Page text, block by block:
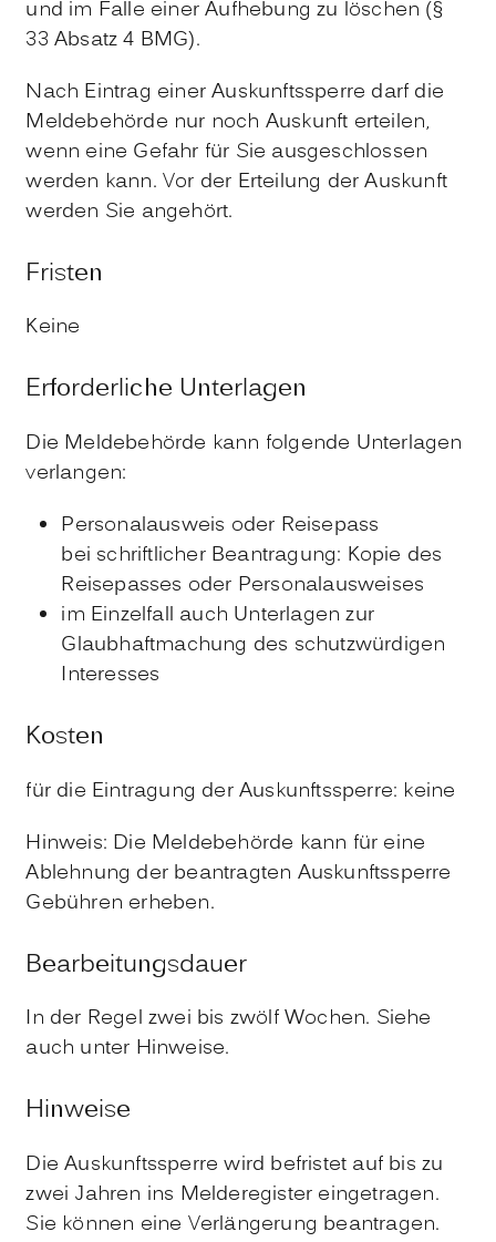
und im Falle einer Aufhebung zu löschen (§
33 Absatz 4 BMG).
Nach Eintrag einer Auskunftssperre darf die
Meldebehörde nur noch Auskunft erteilen,
wenn eine Gefahr für Sie ausgeschlossen
werden kann. Vor der Erteilung der Auskunft
werden Sie angehört.
Fristen
Keine
Erforderliche Unterlagen
Die Meldebehörde kann folgende Unterlagen
verlangen:
Personalausweis oder Reisepass
bei schriftlicher Beantragung: Kopie des
Reisepasses oder Personalausweises
im Einzelfall auch Unterlagen zur
Glaubhaftmachung des schutzwürdigen
Interesses
Kosten
für die Eintragung der Auskunftssperre: keine
Hinweis: Die Meldebehörde kann für eine
Ablehnung der beantragten Auskunftssperre
Gebühren erheben.
Bearbeitungsdauer
In der Regel zwei bis zwölf Wochen. Siehe
auch unter Hinweise.
Hinweise
Die Auskunftssperre wird befristet auf bis zu
zwei Jahren ins Melderegister eingetragen.
Sie können eine Verlängerung beantragen.